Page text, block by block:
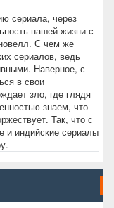
сериала, через
нашей жизни с
С чем же
сериалов, ведь
Наверное, с
в свои
зло, где глядя
знаем, что
Так, что с
и индийские сериалы